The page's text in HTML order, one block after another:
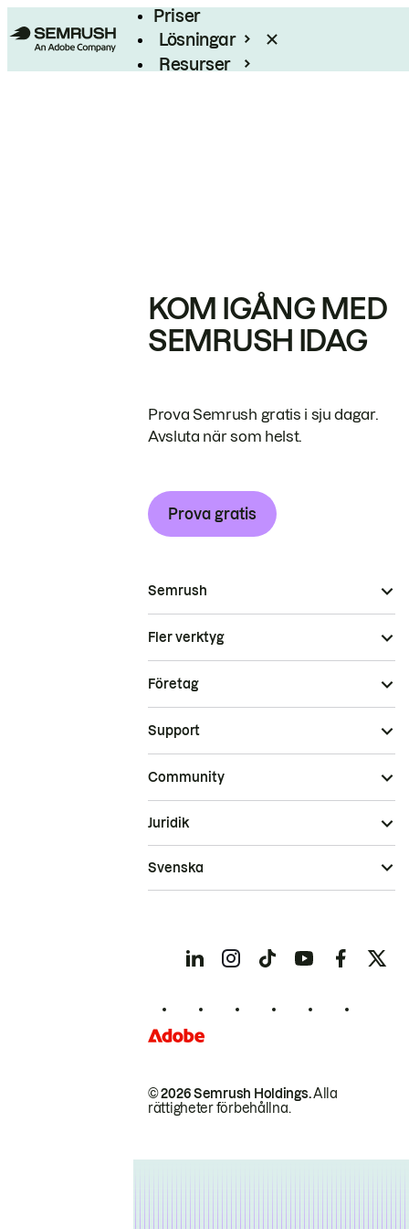
Priser
Lösningar
Resurser
KOM IGÅNG MED
SEMRUSH IDAG
Prova Semrush gratis i sju dagar.
Avsluta när som helst.
Prova gratis
Semrush
Fler verktyg
Företag
Support
Community
© 2026 Semrush Holdings.Alla
rättigheter förbehållna.
Juridik
Svenska